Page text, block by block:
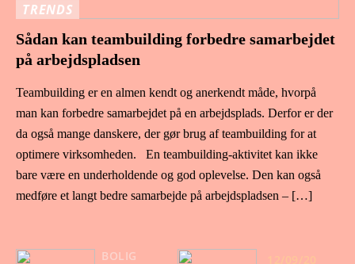
TRENDS
Sådan kan teambuilding forbedre samarbejdet
på arbejdspladsen
Teambuilding er en almen kendt og anerkendt måde, hvorpå
man kan forbedre samarbejdet på en arbejdsplads. Derfor er der
da også mange danskere, der gør brug af teambuilding for at
optimere virksomheden. En teambuilding-aktivitet kan ikke
bare være en underholdende og god oplevelse. Den kan også
medføre et langt bedre samarbejde på arbejdspladsen – […]
BOLIG